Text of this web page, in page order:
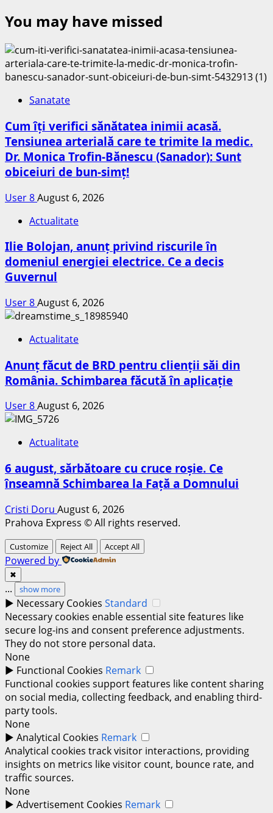
You may have missed
Sanatate
Cum îți verifici sănătatea inimii acasă.
Tensiunea arterială care te trimite la medic.
Dr. Monica Trofin-Bănescu (Sanador): Sunt
obiceiuri de bun-simț!
User 8August 6, 2026
Actualitate
Ilie Bolojan, anunț privind riscurile în
domeniul energiei electrice. Ce a decis
Guvernul
User 8August 6, 2026
Actualitate
Anunț făcut de BRD pentru clienții săi din
România. Schimbarea făcută în aplicație
User 8August 6, 2026
Actualitate
6 august, sărbătoare cu cruce roșie. Ce
înseamnă Schimbarea la Față a Domnului
Cristi Doru August 6, 2026
Prahova Express © All rights reserved.
Customize Reject All Accept All
Powered by
✖
... show more
► Necessary Cookies Standard
Necessary cookies enable essential site features like
secure log-ins and consent preference adjustments.
They do not store personal data.
None
► Functional Cookies Remark
Functional cookies support features like content sharing
on social media, collecting feedback, and enabling third-
party tools.
None
► Analytical Cookies Remark
Analytical cookies track visitor interactions, providing
insights on metrics like visitor count, bounce rate, and
traffic sources.
None
► Advertisement Cookies Remark